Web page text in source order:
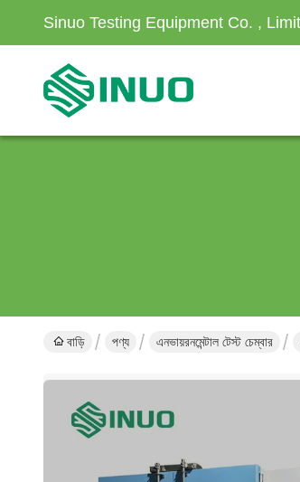
Sinuo Testing Equipment Co. ,
বাড়ি পণ্য এনভায়রনমেন্টাল টেস্ট চেম্বার